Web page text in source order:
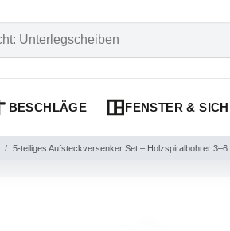
BESCHLÄGE FENSTER &
5-teiliges Aufsteckversenker Set – Holzspiralbohrer